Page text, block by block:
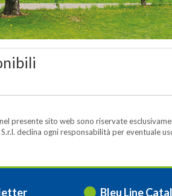
presente sito web sono riservate
S.r.l. declina ogni responsabilità per
letter Bleu Line